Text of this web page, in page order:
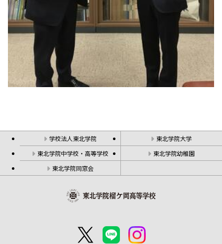
学校法人東北学院
東北学院大学
東北学院中学校・高等学校
東北学院幼稚園
東北学院同窓会